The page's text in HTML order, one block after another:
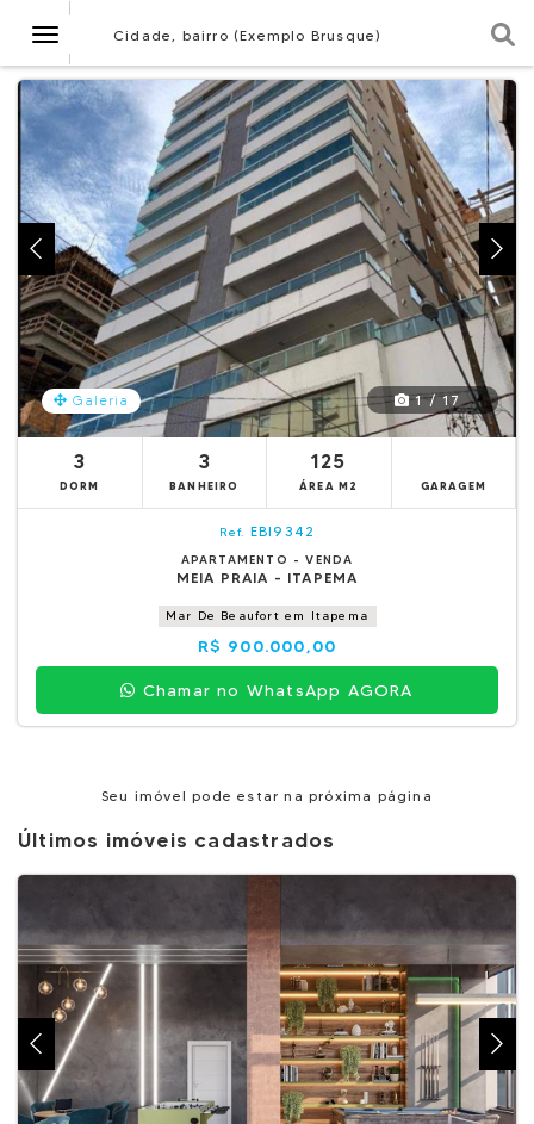
NavegaçãoCidade, bairro (Exemplo Brusque)
Galeria 1 / 17
3
DORM
3
BANHEIRO
125
ÁREA M2 GARAGEM
Ref. EBI9342
APARTAMENTO - VENDA
MEIA PRAIA - ITAPEMA
Mar De Beaufort em Itapema
R$ 900.000,00
Chamar no WhatsApp AGORA
Seu imóvel pode estar na próxima página
Últimos imóveis cadastrados